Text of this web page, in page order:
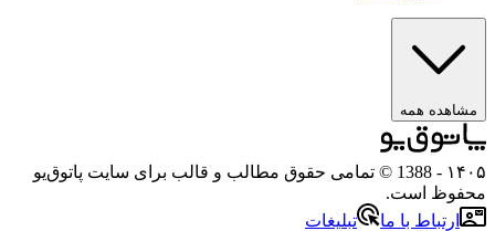
مشاهده همه
۱۴۰۵
- 1388 © تمامی حقوق مطالب و قالب برای سایت پاتوق‌یو
محفوظ است.
ارتباط با ما
تبلیغات